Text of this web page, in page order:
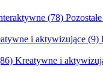
(78) Pozostałe
i aktywizujące (9)
Kreatywne i